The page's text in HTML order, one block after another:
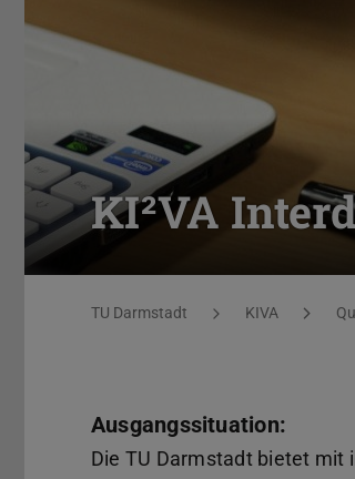
KI²VA
Sie befinden sich hier:
TU Darmstadt KIVA
Ausgangssituation:
Die TU Darmstadt bietet mit